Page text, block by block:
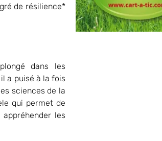
de résilience*
dans les
a puisé à la fois
sciences de la
qui permet de
les